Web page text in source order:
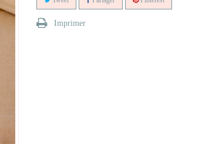
Imprimer